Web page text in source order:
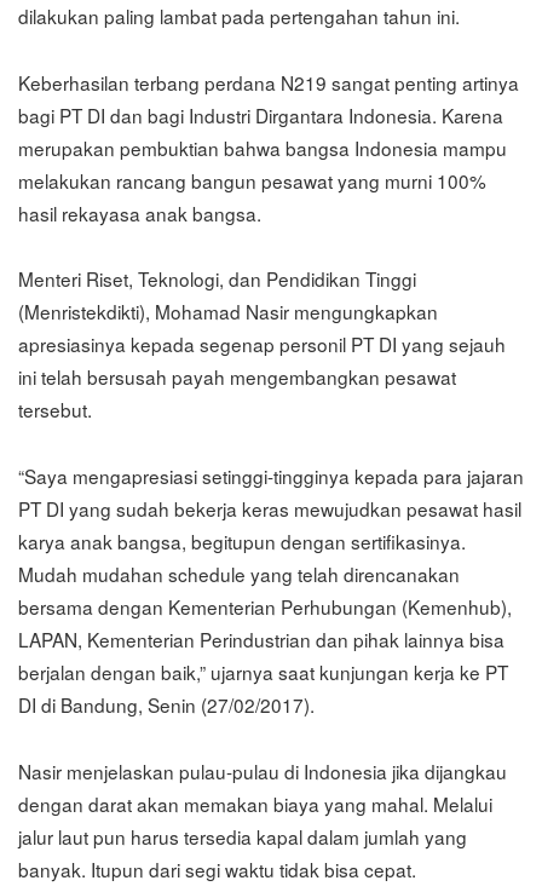
dilakukan paling lambat pada pertengahan tahun ini.
Keberhasilan terbang perdana N219 sangat penting artinya
bagi PT DI dan bagi Industri Dirgantara Indonesia. Karena
merupakan pembuktian bahwa bangsa Indonesia mampu
melakukan rancang bangun pesawat yang murni 100%
hasil rekayasa anak bangsa.
Menteri Riset, Teknologi, dan Pendidikan Tinggi
(Menristekdikti), Mohamad Nasir mengungkapkan
apresiasinya kepada segenap personil PT DI yang sejauh
ini telah bersusah payah mengembangkan pesawat
tersebut.
“Saya mengapresiasi setinggi-tingginya kepada para jajaran
PT DI yang sudah bekerja keras mewujudkan pesawat hasil
karya anak bangsa, begitupun dengan sertifikasinya.
Mudah mudahan schedule yang telah direncanakan
bersama dengan Kementerian Perhubungan (Kemenhub),
LAPAN, Kementerian Perindustrian dan pihak lainnya bisa
berjalan dengan baik,” ujarnya saat kunjungan kerja ke PT
DI di Bandung, Senin (27/02/2017).
Nasir menjelaskan pulau-pulau di Indonesia jika dijangkau
dengan darat akan memakan biaya yang mahal. Melalui
jalur laut pun harus tersedia kapal dalam jumlah yang
banyak. Itupun dari segi waktu tidak bisa cepat.